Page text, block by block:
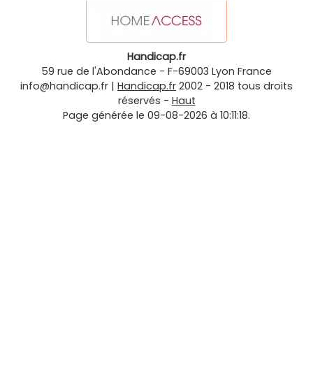
Handicap.fr
59 rue de l'Abondance - F-69003 Lyon France
info@handicap.fr | Handicap.fr 2002 - 2018 tous droits
réservés - Haut
Page générée le 09-08-2026 à 10:11:18.